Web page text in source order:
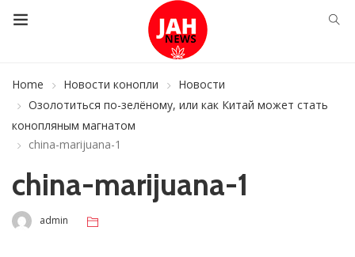
Home Новости конопли
Новости
Озолотиться по-зелёному, или как Китай может стать
конопляным магнатом
china-marijuana-1
china-marijuana-1
admin